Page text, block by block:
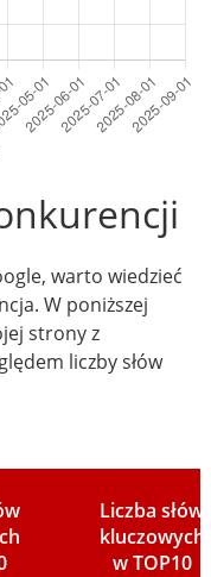
warto wiedzieć
W poniższej
strony z
liczby słów
Liczba słów
kluczowych
w TOP10